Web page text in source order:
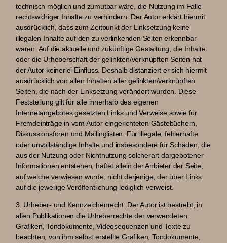
technisch möglich und zumutbar wäre, die Nutzung im Falle
rechtswidriger Inhalte zu verhindern. Der Autor erklärt hiermit
ausdrücklich, dass zum Zeitpunkt der Linksetzung keine
illegalen Inhalte auf den zu verlinkenden Seiten erkennbar
waren. Auf die aktuelle und zukünftige Gestaltung, die Inhalte
oder die Urheberschaft der gelinkten/verknüpften Seiten hat
der Autor keinerlei Einfluss. Deshalb distanziert er sich hiermit
ausdrücklich von allen Inhalten aller gelinkten/verknüpften
Seiten, die nach der Linksetzung verändert wurden. Diese
Feststellung gilt für alle innerhalb des eigenen
Internetangebotes gesetzten Links und Verweise sowie für
Fremdeinträge in vom Autor eingerichteten Gästebüchern,
Diskussionsforen und Mailinglisten. Für illegale, fehlerhafte
oder unvollständige Inhalte und insbesondere für Schäden, die
aus der Nutzung oder Nichtnutzung solcherart dargebotener
Informationen entstehen, haftet allein der Anbieter der Seite,
auf welche verwiesen wurde, nicht derjenige, der über Links
auf die jeweilige Veröffentlichung lediglich verweist.
3. Urheber- und Kennzeichenrecht: Der Autor ist bestrebt, in
allen Publikationen die Urheberrechte der verwendeten
Grafiken, Tondokumente, Videosequenzen und Texte zu
beachten, von ihm selbst erstellte Grafiken, Tondokumente,